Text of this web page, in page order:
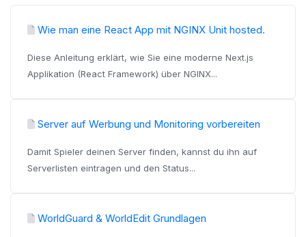
Wie man eine React App mit NGINX Unit hosted.
Diese Anleitung erklärt, wie Sie eine moderne Next.js
Applikation (React Framework) über NGINX...
Server auf Werbung und Monitoring vorbereiten
Damit Spieler deinen Server finden, kannst du ihn auf
Serverlisten eintragen und den Status...
WorldGuard & WorldEdit Grundlagen